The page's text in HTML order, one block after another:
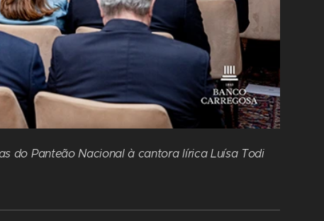
do Panteão Nacional à cantora lírica Luísa Todi